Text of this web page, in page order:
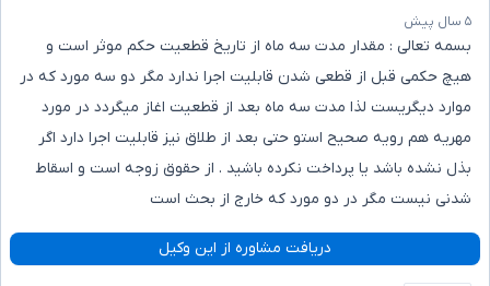
۵ سال پیش
بسمه تعالی : مقدار مدت سه ماه از تاریخ قطعیت حکم موثر است و
هیچ حکمی قبل از قطعی شدن قابلیت اجرا ندارد مگر دو سه مورد که در
موارد دیگریست لذا مدت سه ماه بعد از قطعیت اغاز میگردد در مورد
مهریه هم رویه صحیح استو حتی بعد از طلاق نیز قابلیت اجرا دارد اگر
بذل نشده باشد یا پرداخت نکرده باشید . از حقوق زوجه است و اسقاط
شدنی نیست مگر در دو مورد که خارج از بحث است
دریافت مشاوره از این وکیل